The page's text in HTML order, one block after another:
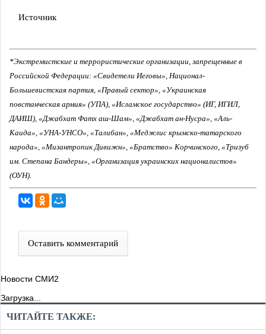
Источник
*Экстремистские и террористические организации, запрещенные в
Российской Федерации: «Свидетели Иеговы», Национал-
Большевистская партия, «Правый сектор», «Украинская
повстанческая армия» (УПА), «Исламское государство» (ИГ, ИГИЛ,
ДАИШ), «Джабхат Фатх аш-Шам», «Джабхат ан-Нусра», «Аль-
Каида», «УНА-УНСО», «Талибан», «Меджлис крымско-татарского
народа», «Мизантропик Дивижн», «Братство» Корчинского, «Тризуб
им. Степана Бандеры», «Организация украинских националистов»
(ОУН).
Оставить комментарий
Новости СМИ2
Загрузка...
ЧИТАЙТЕ ТАКЖЕ: